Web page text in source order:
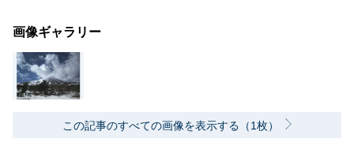
画像ギャラリー
この記事のすべての画像を表示する（1枚）